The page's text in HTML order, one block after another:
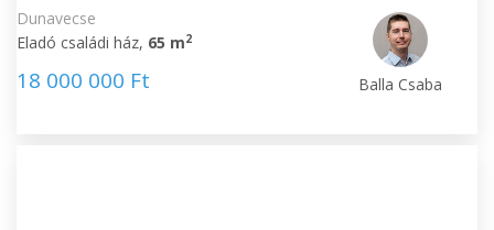
Dunavecse
Eladó családi ház, 65 m2
18 000 000 Ft Balla Csaba